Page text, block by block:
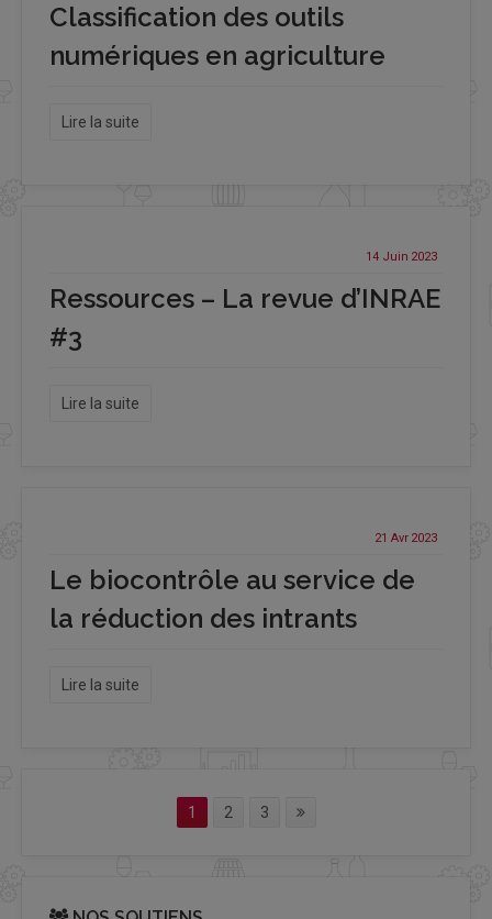
Classification des outils
numériques en agriculture
Lire la suite
14 Juin 2023
Ressources – La revue d’INRAE
#3
Lire la suite
21 Avr 2023
Le biocontrôle au service de
la réduction des intrants
Lire la suite
1 2 3